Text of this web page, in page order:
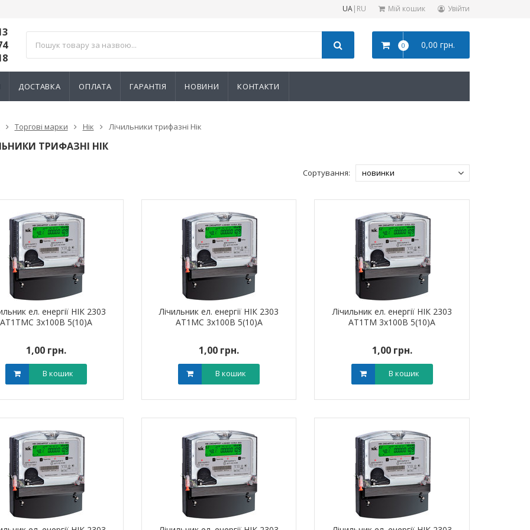
UA| RU Мій кошик Увійти
0 0,00 грн.
ДОСТАВКА ОПЛАТА ГАРАНТІЯ НОВИНИ КОНТАКТИ
NIK 2300
обл)
грн.
В кошик
(Дніпропетровська обл)
3 799,00 грн.
В кошик
Торгові марки Нік Лічильники трифазні Нік
ТРИФАЗНІ НІК
Сортування:
ел. енергії НІК 2303
АТ1ТМС 3х100В 5(10)А
1,00 грн.
В кошик
Лічильник ел. енергії НІК 2303
АТ1МС 3х100В 5(10)А
1,00 грн.
В кошик
Лічильник ел. енергії НІК 2303
АТ1ТМ 3х100В 5(10)А
1,00 грн.
В кошик